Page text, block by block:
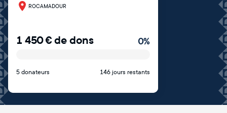
ROCAMADOUR
1 450€de dons 0%
5 donateurs 146 jours restants